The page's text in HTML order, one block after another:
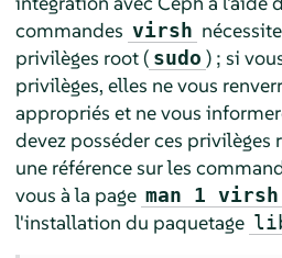
commandes virsh
privilèges root ( sudo ) ; si
privilèges, elles ne vous
appropriés et ne vous
devez posséder ces privilèges
une référence sur les
vous à la page man 1 virsh
l'installation du paquetage